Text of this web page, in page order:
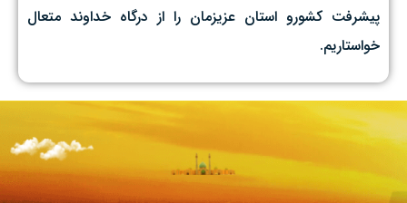
پیشرفت کشورو استان عزیزمان را از درگاه خداوند متعال
خواستاریم.